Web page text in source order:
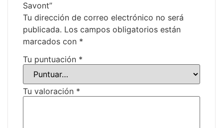
Savont”
Tu dirección de correo electrónico no será
publicada. Los campos obligatorios están
marcados con *
Tu puntuación *
Tu valoración *